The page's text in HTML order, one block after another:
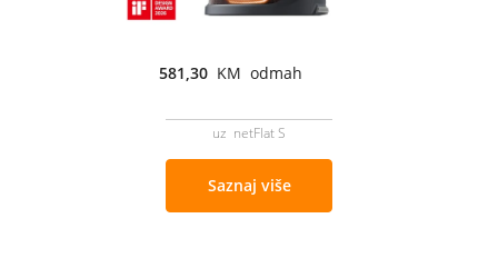
581,30 KM odmah
uz netFlat S
Saznaj više